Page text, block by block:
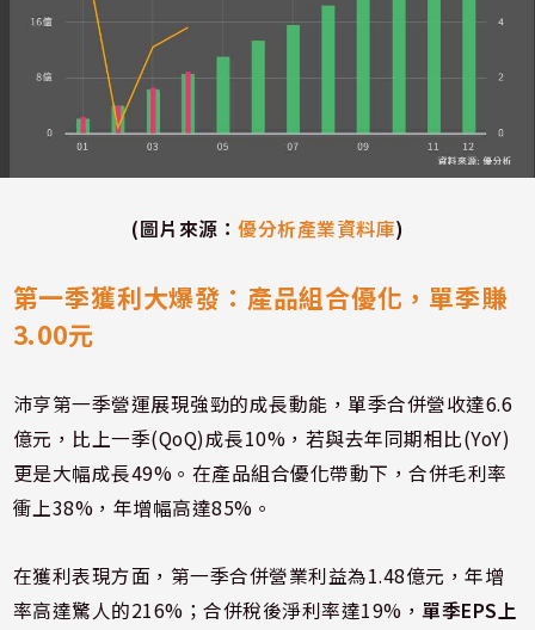
(圖片來源：優分析產業資料庫)
第一季獲利大爆發：產品組合優化，單季賺
3.00元
沛亨第一季營運展現強勁的成長動能，單季合併營收達6.6
億元，比上一季(QoQ)成長10%，若與去年同期相比(YoY)
更是大幅成長49%。在產品組合優化帶動下，合併毛利率
衝上38%，年增幅高達85%。
在獲利表現方面，第一季合併營業利益為1.48億元，年增
率高達驚人的216%；合併稅後淨利率達19%，單季EPS上